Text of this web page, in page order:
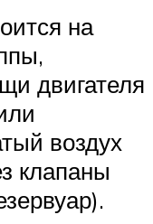
на
двигателя
воздух
клапаны